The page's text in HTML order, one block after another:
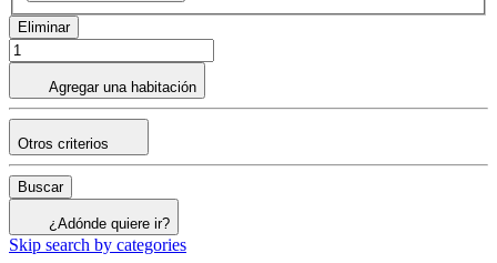
Eliminar
Agregar una habitación
Otros criterios
Buscar
¿Adónde quiere ir?
Skip search by categories